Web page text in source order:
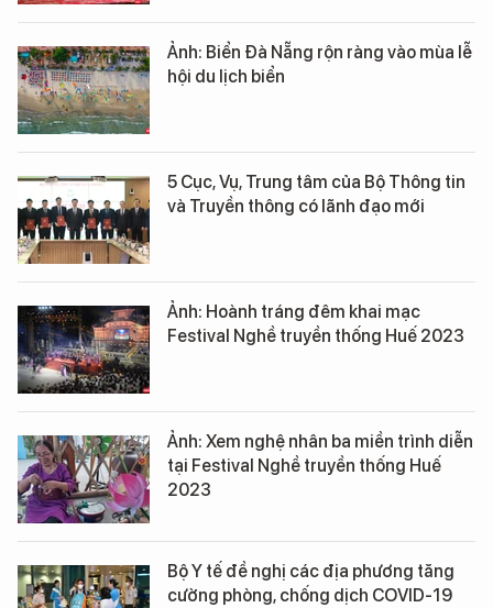
Ảnh: Biển Đà Nẵng rộn ràng vào mùa lễ
hội du lịch biển
5 Cục, Vụ, Trung tâm của Bộ Thông tin
và Truyền thông có lãnh đạo mới
Ảnh: Hoành tráng đêm khai mạc
Festival Nghề truyền thống Huế 2023
Ảnh: Xem nghệ nhân ba miền trình diễn
tại Festival Nghề truyền thống Huế
2023
Bộ Y tế đề nghị các địa phương tăng
cường phòng, chống dịch COVID-19